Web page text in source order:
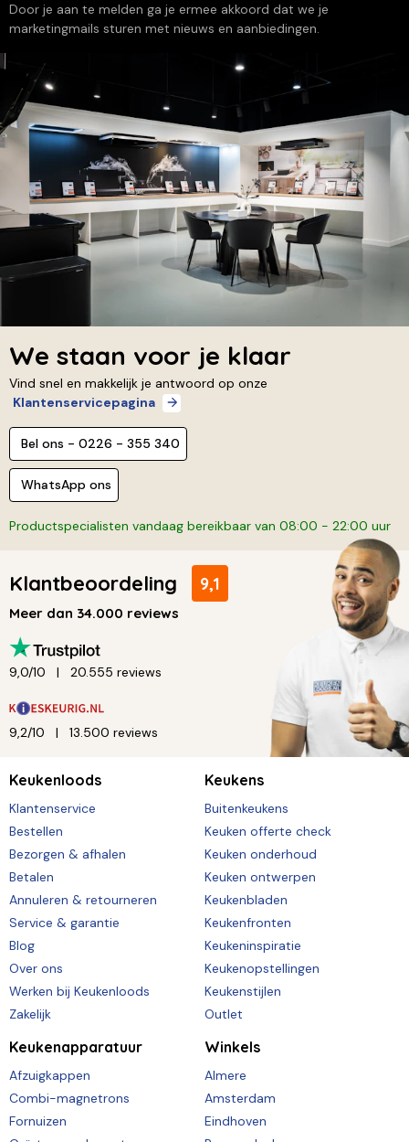
Door je aan te melden ga je ermee akkoord dat we je
marketingmails sturen met nieuws en aanbiedingen.
We staan voor je klaar
Vind snel en makkelijk je antwoord op onze
Klantenservicepagina
Bel ons - 0226 - 355 340
WhatsApp ons
Productspecialisten vandaag bereikbaar van 08:00 - 22:00 uur
Klantbeoordeling 9,1
Meer dan 34.000 reviews
9,0/10 20.555 reviews
9,2/10 13.500 reviews
Keukenloods
Klantenservice
Bestellen
Bezorgen & afhalen
Betalen
Annuleren & retourneren
Service & garantie
Blog
Over ons
Werken bij Keukenloods
Zakelijk
Keukens
Buitenkeukens
Keuken offerte check
Keuken onderhoud
Keuken ontwerpen
Keukenbladen
Keukenfronten
Keukeninspiratie
Keukenopstellingen
Keukenstijlen
Outlet
Keukenapparatuur
Afzuigkappen
Combi-magnetrons
Fornuizen
Winkels
Almere
Amsterdam
Eindhoven